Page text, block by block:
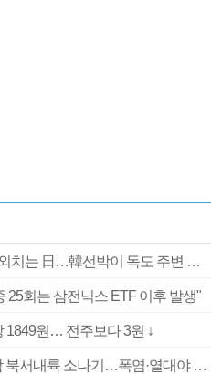
[속보] 여전히 ‘독도는 우리땅’ 외치는 日…韓선박이 독도 주변 해양조사 활동하자 반발
25회는 삼전닉스 ETF 이후 발생"
1849원… 전주보다 3원 ↓
부산 울산 경남 구름 많고 경남 북서내륙 소나기…폭염·열대야 계속